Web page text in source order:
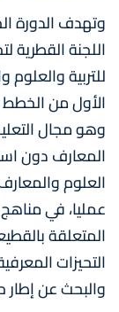
وتهدف الدورة
اللجنة القطرية
للتربية
الأول من الخطط
وهو مجال
المعارف دون
العلوم
عمليا، في مناهج
المتعلقة
التحيزات
والبحث عن